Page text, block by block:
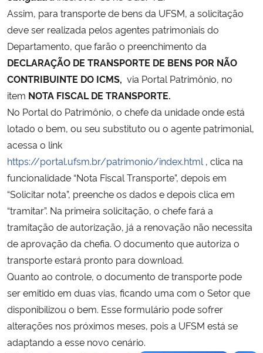
Ministério do Meio Ambiente
Ministério do Turismo
Ministério do Desenvolvimento Regional
Controladoria-Geral da União
Ministério da Mulher, da Família e dos Direitos Humanos
Secretaria-Geral
Secretaria de Governo
Gabinete de Segurança Institucional
Advocacia-Geral da União
Banco Central do Brasil
Assim, para transporte de bens da UFSM, a solicitação
deve ser realizada pelos agentes patrimoniais do
Departamento, que farão o preenchimento da
DECLARAÇÃO DE TRANSPORTE DE BENS POR NÃO
CONTRIBUINTE DO ICMS, via Portal Patrimônio, no
item NOTA FISCAL DE TRANSPORTE.
No Portal do Patrimônio, o chefe da unidade onde está
lotado o bem, ou seu substituto ou o agente patrimonial,
acessa o link
https://portal.ufsm.br/patrimonio/index.html , clica na
funcionalidade “Nota Fiscal Transporte”, depois em
“Solicitar nota”, preenche os dados e depois clica em
“tramitar”. Na primeira solicitação, o chefe fará a
tramitação de autorização, já a renovação não necessita
de aprovação da chefia. O documento que autoriza o
transporte estará pronto para download.
Quanto ao controle, o documento de transporte pode
ser emitido em duas vias, ficando uma com o Setor que
disponibilizou o bem. Esse formulário pode sofrer
alterações nos próximos meses, pois a UFSM está se
adaptando a esse novo cenário.